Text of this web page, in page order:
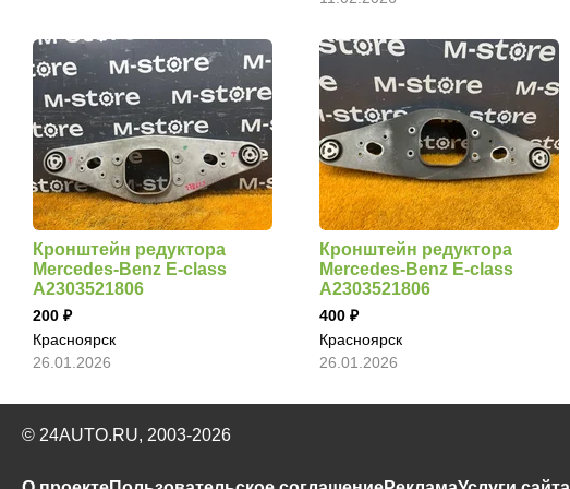
Кронштейн редуктора
Mercedes-Benz E-class
A2303521806
200
Красноярск
26.01.2026
Кронштейн редуктора
Mercedes-Benz E-class
A2303521806
400
Красноярск
26.01.2026
© 24AUTO.RU, 2003-2026